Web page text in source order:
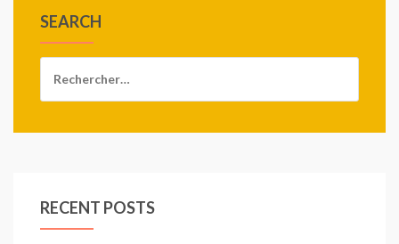
instrument.Une sangle de
votre guitare ou votre
SEARCH
RECENT POSTS